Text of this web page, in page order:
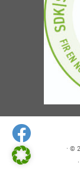
· ©
·